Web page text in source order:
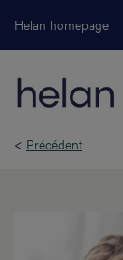
Helan homepage
< Précédent